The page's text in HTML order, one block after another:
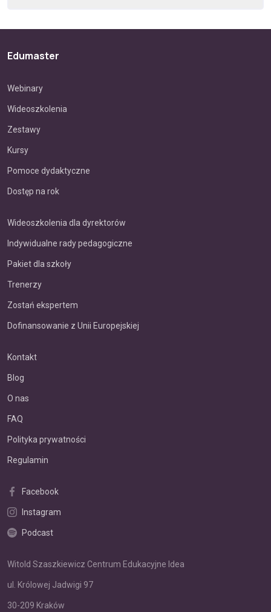
Edumaster
Webinary
Wideoszkolenia
Zestawy
Kursy
Pomoce dydaktyczne
Dostęp na rok
Wideoszkolenia dla dyrektorów
Indywidualne rady pedagogiczne
Pakiet dla szkoły
Trenerzy
Zostań ekspertem
Dofinansowanie z Unii Europejskiej
Kontakt
Blog
O nas
FAQ
Polityka prywatności
Regulamin
Facebook
Instagram
Podcast
Witold Szaszkiewicz Centrum Edukacyjne Idea
ul. Królowej Jadwigi 97
30-209 Kraków